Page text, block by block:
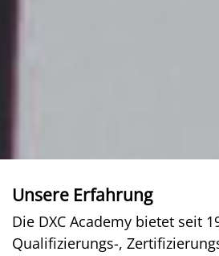
Unsere Erfahrung
Die DXC Academy bietet seit
Qualifizierungs-,